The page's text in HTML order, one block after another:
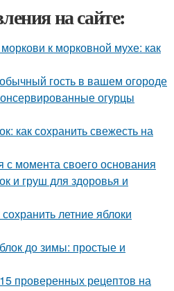
на сайте:
к морковной мухе: как
гость в вашем огороде
огурцы
как сохранить свежесть на
с момента своего основания
и груш для здоровья и
летние яблоки
до зимы: простые и
проверенных рецептов на